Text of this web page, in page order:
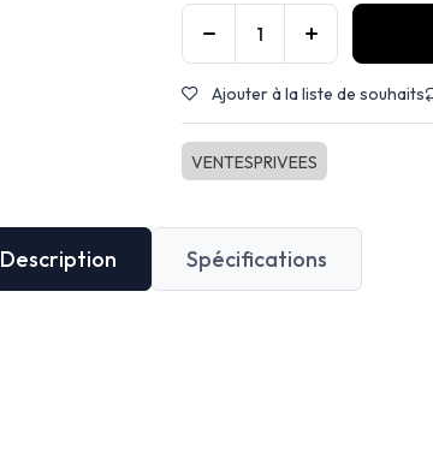
Ajouter à la liste de souhaits
VENTESPRIVEES
Description Spécifications